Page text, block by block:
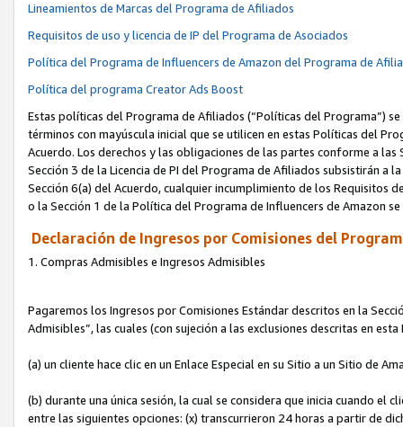
Lineamientos de Marcas del Programa de Afiliados
Requisitos de uso y licencia de IP del Programa de Asociados
Política del Programa de Influencers de Amazon del Programa de
Política del programa Creator Ads Boost
Estas políticas del Programa de Afiliados (“Políticas del Programa”)
términos con mayúscula inicial que se utilicen en estas Políticas del
Acuerdo. Los derechos y las obligaciones de las partes conforme a
Sección 3 de la Licencia de PI del Programa de Afiliados subsistirán
Sección 6(a) del Acuerdo, cualquier incumplimiento de los Requisitos
o la Sección 1 de la Política del Programa de Influencers de Amazon
Declaración de Ingresos por Comisiones del
1. Compras Admisibles e Ingresos Admisibles
Pagaremos los Ingresos por Comisiones Estándar descritos en la
Admisibles”, las cuales (con sujeción a las exclusiones descritas en
(a) un cliente hace clic en un Enlace Especial en su Sitio a un Sitio de
(b) durante una única sesión, la cual se considera que inicia cuando el
entre las siguientes opciones: (x) transcurrieron 24 horas a partir de